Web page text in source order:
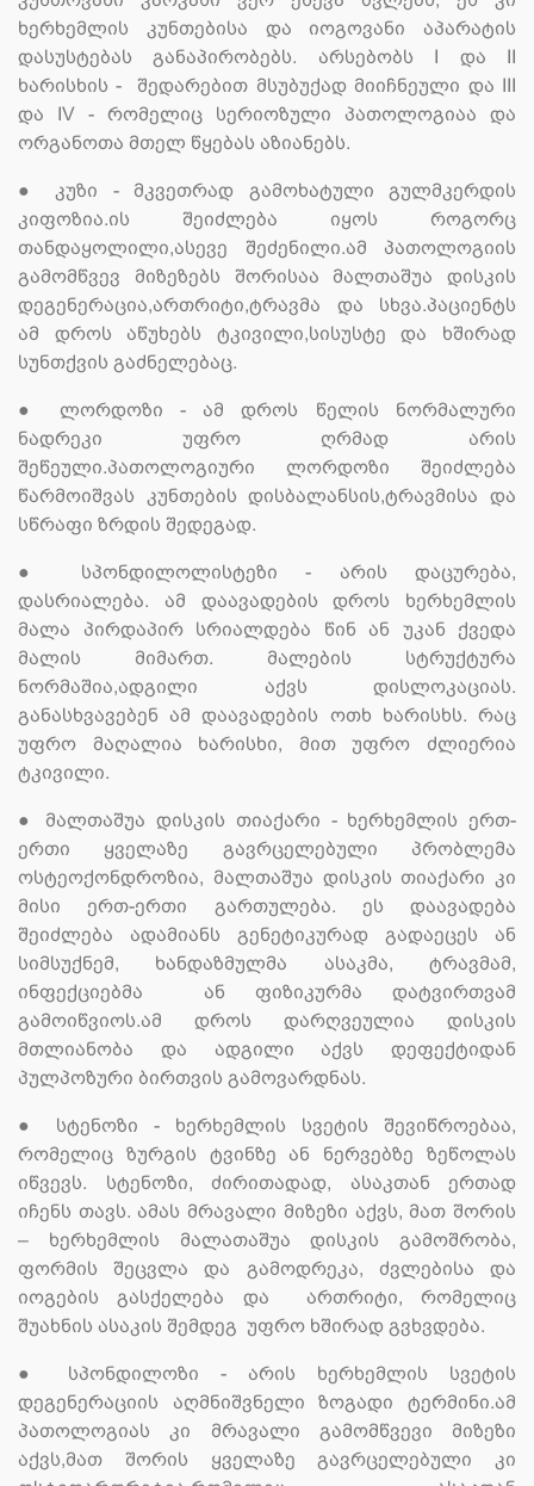
ხერხემლის კუნთებისა და იოგოვანი აპარატის
დასუსტებას განაპირობებს. არსებობს I და II
ხარისხის - შედარებით მსუბუქად მიიჩნეული და III
და IV - რომელიც სერიოზული პათოლოგიაა და
ორგანოთა მთელ წყებას აზიანებს.
●
კუზი - მკვეთრად გამოხატული გულმკერდის
კიფოზია.ის შეიძლება იყოს როგორც
თანდაყოლილი,ასევე შეძენილი.ამ პათოლოგიის
გამომწვევ მიზეზებს შორისაა მალთაშუა დისკის
დეგენერაცია,ართრიტი,ტრავმა და სხვა.პაციენტს
ამ დროს აწუხებს ტკივილი,სისუსტე და ხშირად
სუნთქვის გაძნელებაც.
●
ლორდოზი - ამ დროს წელის ნორმალური
ნადრეკი უფრო ღრმად არის
შეწეული.პათოლოგიური ლორდოზი შეიძლება
წარმოიშვას კუნთების დისბალანსის,ტრავმისა და
სწრაფი ზრდის შედეგად.
●
სპონდილოლისტეზი - არის დაცურება,
დასრიალება. ამ დაავადების დროს ხერხემლის
მალა პირდაპირ სრიალდება წინ ან უკან ქვედა
მალის მიმართ. მალების სტრუქტურა
ნორმაშია,ადგილი აქვს დისლოკაციას.
განასხვავებენ ამ დაავადების ოთხ ხარისხს. რაც
უფრო მაღალია ხარისხი, მით უფრო ძლიერია
ტკივილი.
●
მალთაშუა დისკის თიაქარი - ხერხემლის ერთ-
ერთი ყველაზე გავრცელებული პრობლემა
ოსტეოქონდროზია, მალთაშუა დისკის თიაქარი კი
მისი ერთ-ერთი გართულება. ეს დაავადება
შეიძლება ადამიანს გენეტიკურად გადაეცეს ან
სიმსუქნემ, ხანდაზმულმა ასაკმა, ტრავმამ,
ინფექციებმა ან ფიზიკურმა დატვირთვამ
გამოიწვიოს.ამ დროს დარღვეულია დისკის
მთლიანობა და ადგილი აქვს დეფექტიდან
პულპოზური ბირთვის გამოვარდნას.
●
სტენოზი - ხერხემლის სვეტის შევიწროებაა,
რომელიც ზურგის ტვინზე ან ნერვებზე ზეწოლას
იწვევს. სტენოზი, ძირითადად, ასაკთან ერთად
იჩენს თავს. ამას მრავალი მიზეზი აქვს, მათ შორის
– ხერხემლის მალათაშუა დისკის გამოშრობა,
ფორმის შეცვლა და გამოდრეკა, ძვლებისა და
იოგების გასქელება და ართრიტი, რომელიც
შუახნის ასაკის შემდეგ უფრო ხშირად გვხვდება.
●
სპონდილოზი - არის ხერხემლის სვეტის
დეგენერაციის აღმნიშვნელი ზოგადი ტერმინი.ამ
პათოლოგიას კი მრავალი გამომწვევი მიზეზი
აქვს,მათ შორის ყველაზე გავრცელებული კი